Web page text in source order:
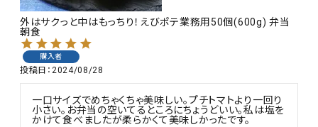
外はサクっと中はもっちり！えびポテ業務用50個(600g) 弁当
朝食
購入者
投稿日 2024/08/28
一口サイズでめちゃくちゃ美味しい。プチトマトより一回り
小さい。お弁当の空いてるところにちょうどいい。私は塩を
かけて食べましたが柔らかくて美味しかったです。